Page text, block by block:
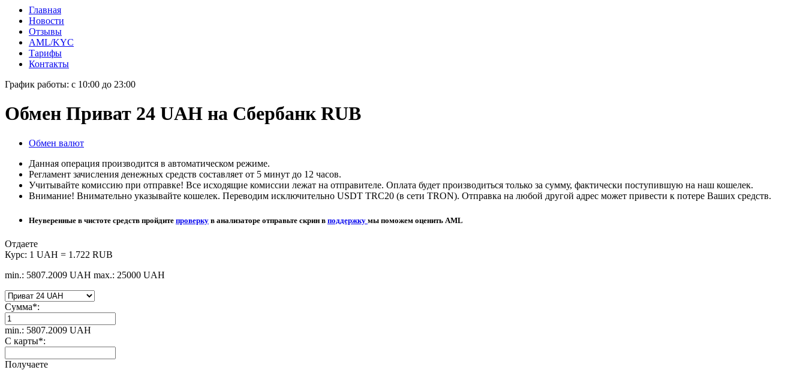
Главная
Новости
Отзывы
AML/KYC
Тарифы
Контакты
График работы: с 10:00 до 23:00
Обмен Приват 24 UAH на Сбербанк RUB
Обмен валют
Данная операция производится в автоматическом режиме.
Регламент зачисления денежных средств составляет от 5 минут до 12 часов.
Учитывайте комиссию при отправке! Все исходящие комиссии лежат на отправителе. Оплата будет производиться только за сумму, фактически поступившую на наш кошелек.
Внимание! Внимательно указывайте кошелек. Переводим исключительно USDT TRC20 (в сети TRON). Отправка на любой другой адрес может привести к потере Ваших средств.
Неуверенные в чистоте средств пройдите проверку в анализаторе отправьте скрин в поддержку мы поможем оценить AML
Отдаете
Курс: 1 UAH = 1.722 RUB
min.: 5807.2009 UAH max.: 25000 UAH
Сумма*:
min.: 5807.2009 UAH
С карты*:
Получаете